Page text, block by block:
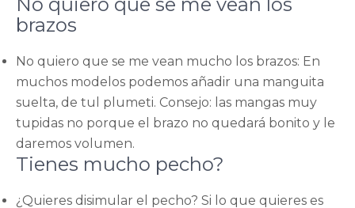
brazos
No quiero que se me vean mucho los brazos: En
muchos modelos podemos añadir una manguita
suelta, de tul plumeti. Consejo: las mangas muy
tupidas no porque el brazo no quedará bonito y le
daremos volumen.
Tienes mucho pecho?
¿Quieres disimular el pecho? Si lo que quieres es